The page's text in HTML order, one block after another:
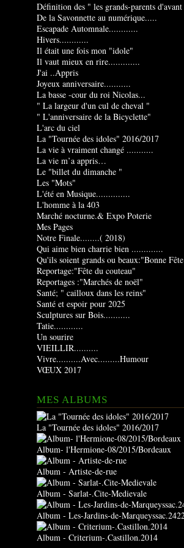
Définition des " les grands-parents
De la Savonnette au numérique.....
Escapade Automnale............
Hivers............
Il était une fois mon "idole"
Il vaut mieux en rire.............
J'ai ..Appris
Joyeux anniversaire...........
La basse -cour du roi Nicolas...
" La largeur d'un cul de cheval "
" L'anniversaire de la Bicyclette"
L'arc du ciel
La "Tournée des idoles" 2016/2017
La vie à vraiment changé ...........
La vie m’a appris…
Le "billet du dimanche "
Les "Mots"
L'été en Musique..............
L'homme à la 403
Marché nocturne.& Expo Poterie
Mes Pages
Notre Finale........( 2018)
Qui aime bien charrie bien .............
Qu'ils soient grands ou beaux:"Bonne
Reportage:"Fête du couteau"
Reportages :"Marchés de noël"
Santé; " cailloux dans les reins"
Santé et espoir pour 2025
Sculptures sur Bois...........
Tatie............
Un sourire
VIEILLIR..........
Vivre..........Avec.........Humour
VŒUX 2017
MES ALBUMS
La "Tournée des idoles" 2016/2017
Album- l'Hermione-08/2015/Bordeaux
Album - Artiste-de-rue
Album - Sarlat-.Cite-Medievale
Album - Les-Jardins-de-
Album - Criterium-.Castillon.2014